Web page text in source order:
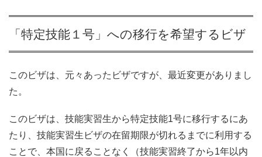
「特定技能１号」への移行を希望するビザ
このビザは、元々あったビザですが、最近変更がありまし
た。
このビザは、技能実習生から特定技能1号に移行するにあ
たり、技能実習生ビザの在留期限が切れるまでに利用する
ことで、本国に戻ることなく（技能実習終了から1年以内